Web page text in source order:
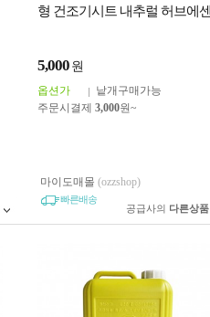
형 건조기시트 내추럴 허브에센
5,000 원
옵션가
낱개구매가능
주문시결제 3,000원~
마이도매몰 (ozzshop)
빠른배송
공급사의 다른상품